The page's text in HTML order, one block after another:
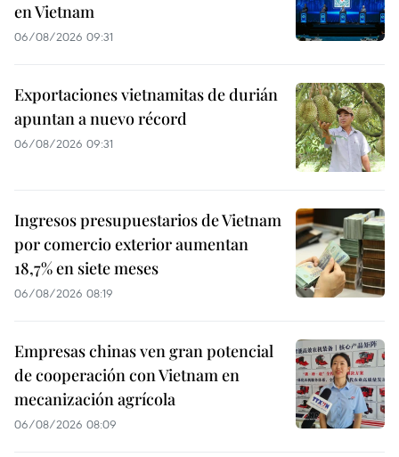
en Vietnam
06/08/2026 09:31
Exportaciones vietnamitas de durián
apuntan a nuevo récord
06/08/2026 09:31
Ingresos presupuestarios de Vietnam
por comercio exterior aumentan
18,7% en siete meses
06/08/2026 08:19
Empresas chinas ven gran potencial
de cooperación con Vietnam en
mecanización agrícola
06/08/2026 08:09